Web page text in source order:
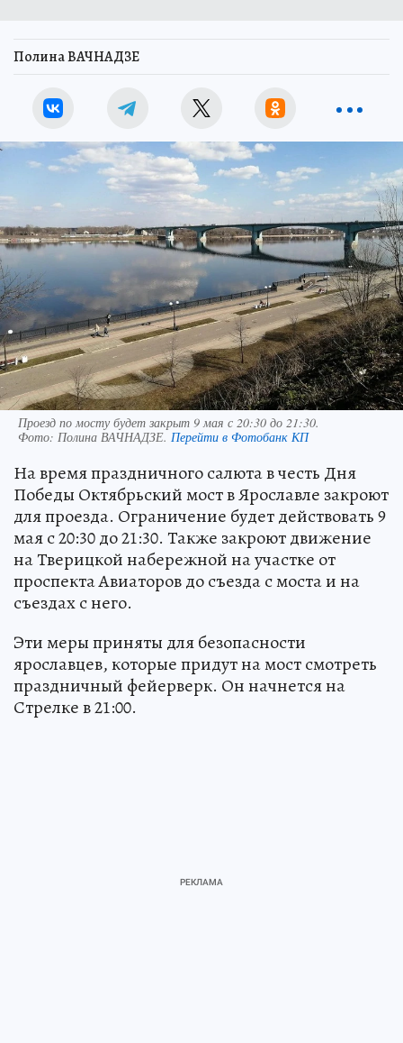
Полина ВАЧНАДЗЕ
Проезд по мосту будет закрыт 9 мая с 20:30 до 21:30.
Фото: Полина ВАЧНАДЗЕ. Перейти в Фотобанк КП
На время праздничного салюта в честь Дня
Победы Октябрьский мост в Ярославле закроют
для проезда. Ограничение будет действовать 9
мая с 20:30 до 21:30. Также закроют движение
на Тверицкой набережной на участке от
проспекта Авиаторов до съезда с моста и на
съездах с него.
Эти меры приняты для безопасности
ярославцев, которые придут на мост смотреть
праздничный фейерверк. Он начнется на
Стрелке в 21:00.